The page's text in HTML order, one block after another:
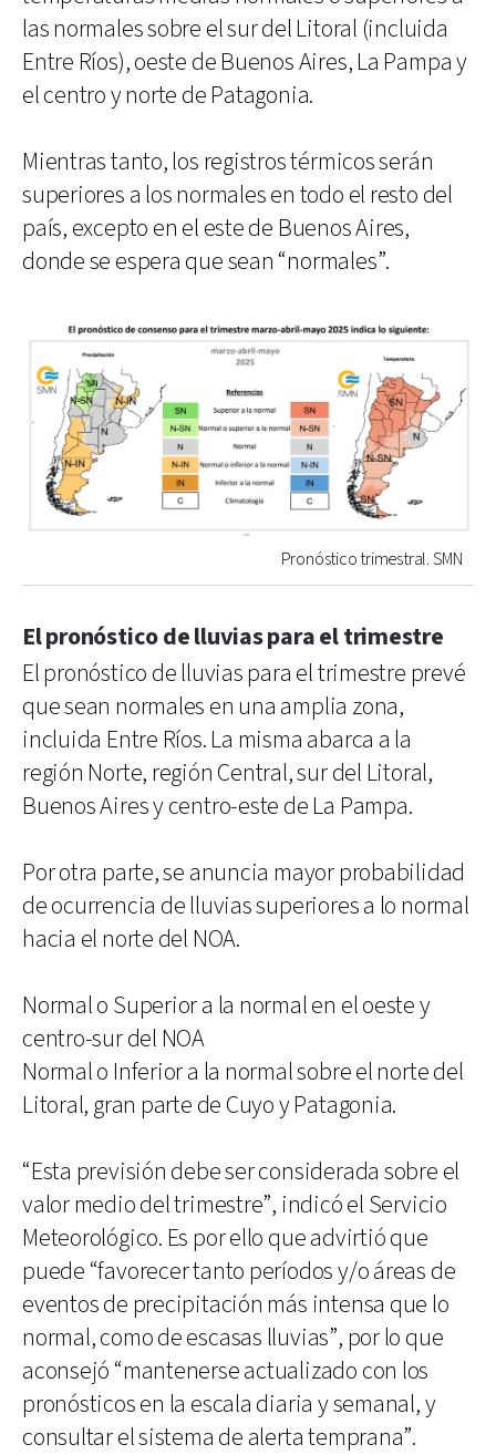
las normales sobre el sur del Litoral (incluida
Entre Ríos), oeste de Buenos Aires, La Pampa y
el centro y norte de Patagonia.
Mientras tanto, los registros térmicos serán
superiores a los normales en todo el resto del
país, excepto en el este de Buenos Aires,
donde se espera que sean “normales”.
Pronóstico trimestral. SMN
El pronóstico de lluvias para el trimestre
El pronóstico de lluvias para el trimestre prevé
que sean normales en una amplia zona,
incluida Entre Ríos. La misma abarca a la
región Norte, región Central, sur del Litoral,
Buenos Aires y centro-este de La Pampa.
Por otra parte, se anuncia mayor probabilidad
de ocurrencia de lluvias superiores a lo normal
hacia el norte del NOA.
Normal o Superior a la normal en el oeste y
centro-sur del NOA
Normal o Inferior a la normal sobre el norte del
Litoral, gran parte de Cuyo y Patagonia.
“Esta previsión debe ser considerada sobre el
valor medio del trimestre”, indicó el Servicio
Meteorológico. Es por ello que advirtió que
puede “favorecer tanto períodos y/o áreas de
eventos de precipitación más intensa que lo
normal, como de escasas lluvias”, por lo que
aconsejó “mantenerse actualizado con los
pronósticos en la escala diaria y semanal, y
consultar el sistema de alerta temprana”.